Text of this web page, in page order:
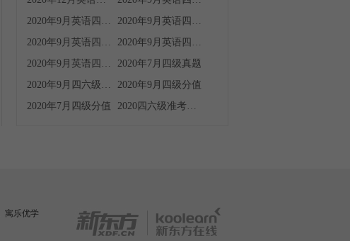
2020年9月英语四级答案
2020年9月英语四级听力真题
2020年9月英语四级翻译真题
2020年9月英语四级作文
2020年9月英语四级阅读真题
2020年7月四级真题
2020年9月四六级考试时间
2020年9月四级分值
2020年7月四级分值
2020四六级准考证号忘了怎么查成绩
寓乐优学